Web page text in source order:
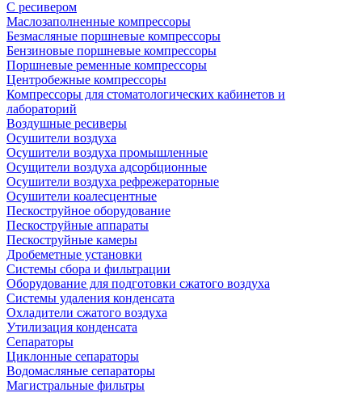
С ресивером
Маслозаполненные компрессоры
Безмасляные поршневые компрессоры
Бензиновые поршневые компрессоры
Поршневые ременные компрессоры
Центробежные компрессоры
Компрессоры для стоматологических кабинетов и
лабораторий
Воздушные ресиверы
Осушители воздуха
Осушители воздуха промышленные
Осущители воздуха адсорбционные
Осушители воздуха рефрежераторные
Осушители коалесцентные
Пескоструйное оборудование
Пескоструйные аппараты
Пескоструйные камеры
Дробеметные установки
Системы сбора и фильтрации
Оборудование для подготовки сжатого воздуха
Системы удаления конденсата
Охладители сжатого воздуха
Утилизация конденсата
Сепараторы
Циклонные сепараторы
Водомасляные сепараторы
Магистральные фильтры